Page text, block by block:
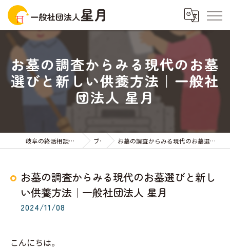
お墓の調査からみる現代のお墓
選びと新しい供養方法｜一般社
団法人 星月
岐阜の終活相談なら一般社団法人星月 ブログ お墓の調査からみる現代のお墓選びと新しい供養方法｜一般社団法人 星月
お墓の調査からみる現代のお墓選びと新し
い供養方法｜一般社団法人 星月
2024/11/08
こんにちは。